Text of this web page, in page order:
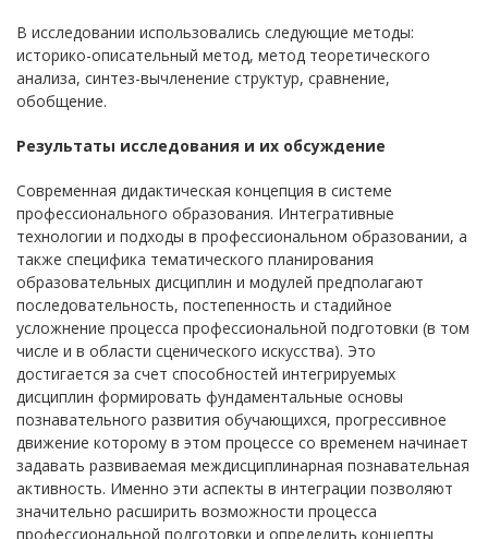
В исследовании использовались следующие методы:
историко-описательный метод, метод теоретического
анализа, синтез-вычленение структур, сравнение,
обобщение.
Результаты исследования и их обсуждение
Современная дидактическая концепция в системе
профессионального образования. Интегративные
технологии и подходы в профессиональном образовании, а
также специфика тематического планирования
образовательных дисциплин и модулей предполагают
последовательность, постепенность и стадийное
усложнение процесса профессиональной подготовки (в том
числе и в области сценического искусства). Это
достигается за счет способностей интегрируемых
дисциплин формировать фундаментальные основы
познавательного развития обучающихся, прогрессивное
движение которому в этом процессе со временем начинает
задавать развиваемая междисциплинарная познавательная
активность. Именно эти аспекты в интеграции позволяют
значительно расширить возможности процесса
профессиональной подготовки и определить концепты